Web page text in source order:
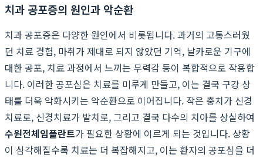
치과 공포증의 원인과 악순환
치과 공포증은 다양한 원인에서 비롯됩니다. 과거의 고통스러웠
던 치료 경험, 마취가 제대로 되지 않았던 기억, 날카로운 기구에
대한 공포, 치료 과정에서 느끼는 무력감 등이 복합적으로 작용합
니다. 이러한 공포심은 치료를 미루게 만들고, 이는 결국 구강 상
태를 더욱 악화시키는 악순환으로 이어집니다. 작은 충치가 신경
치료로, 신경치료가 발치로, 그리고 결국 다수의 치아를 상실하여
수원전체임플란트가 필요한 상황에 이르게 되는 것입니다. 상황
이 심각해질수록 치료는 더 복잡해지고, 이는 환자의 공포심을 더